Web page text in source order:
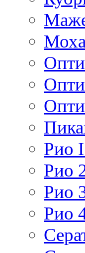
Рио
Рио
Рио
Рио